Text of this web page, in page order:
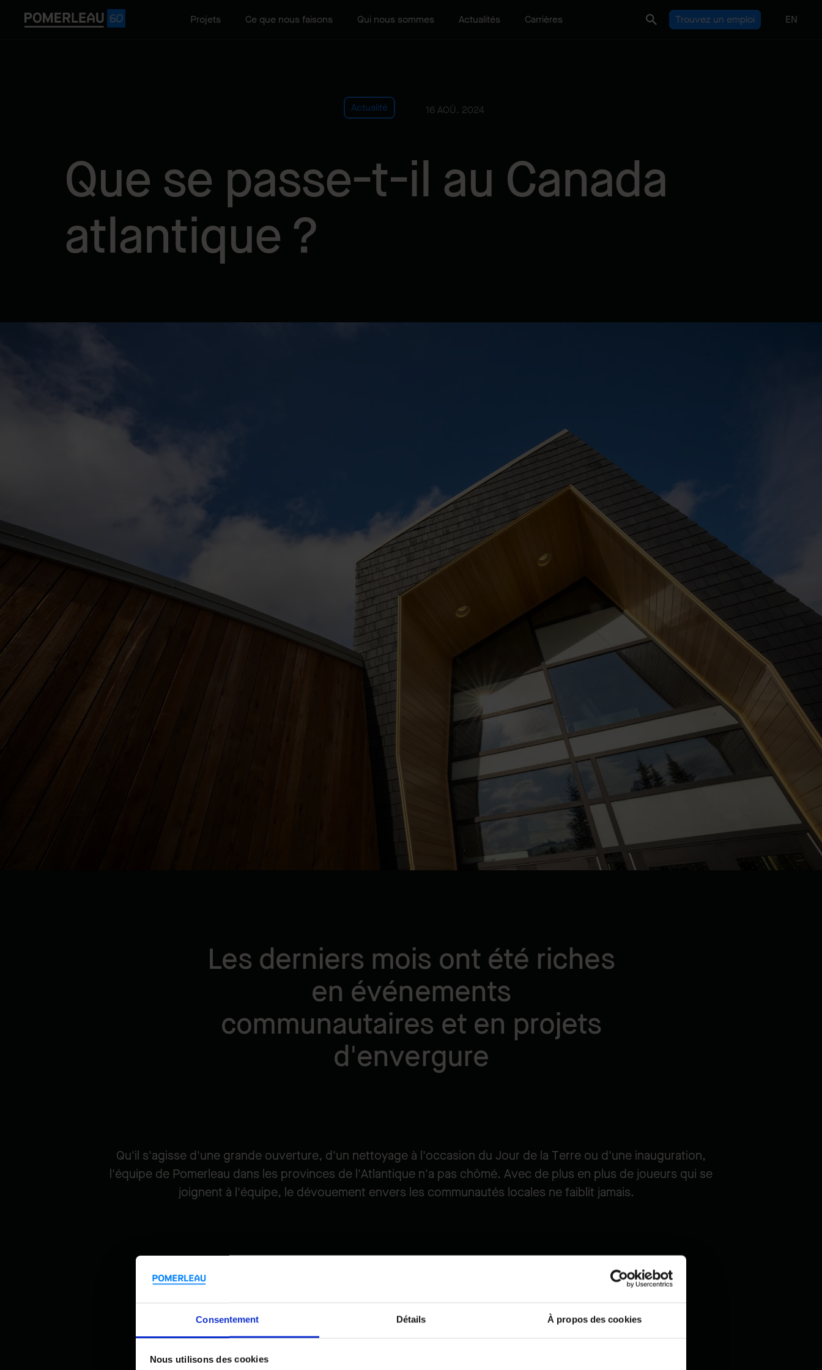
Consentement Détails À propos des cookies
Nous utilisons des cookies
Projets Ce que nous faisons Qui nous sommes Actualités Carrières Trouvez un emploi EN
Actualité 16 AOÛ. 2024
Que se passe-t-il au Canada
atlantique ?
Les derniers mois ont été riches
en événements
communautaires et en projets
d'envergure
Qu'il s'agisse d'une grande ouverture, d'un nettoyage à l'occasion du Jour de la Terre ou d'une inauguration,
l'équipe de Pomerleau dans les provinces de l'Atlantique n'a pas chômé. Avec de plus en plus de joueurs qui se
joignent à l'équipe, le dévouement envers les communautés locales ne faiblit jamais.